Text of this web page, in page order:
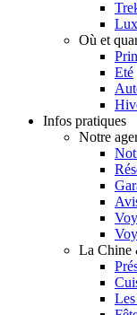
Où et
Eté
Infos pratiques
Notre
La Chine